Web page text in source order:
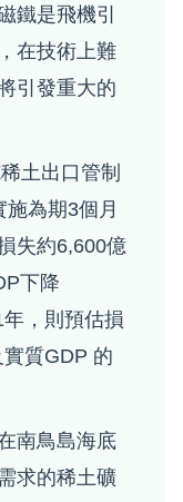
鐵是飛機引
在技術上難
引發重大的
土出口管制
為期3個月
失約6,600億
下降
，則預估損
質GDP 的
南鳥島海底
求的稀土礦